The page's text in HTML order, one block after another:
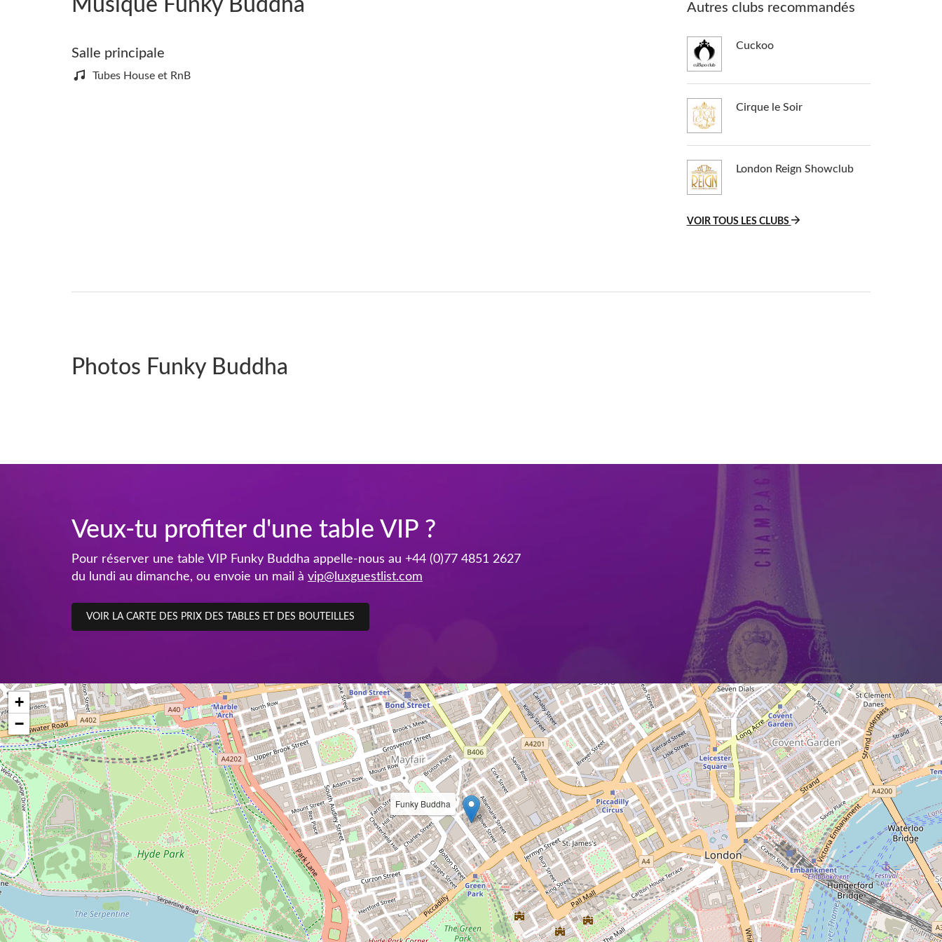
Musique Funky Buddha
Salle principale
Tubes House et RnB
Autres clubs recommandés
Cuckoo
Cirque le Soir
London Reign Showclub
VOIR TOUS LES CLUBS
Photos Funky Buddha
Veux-tu profiter d'une table VIP ?
Pour réserver une table VIP Funky Buddha appelle-nous au +44 (0)77 4851 2627
du lundi au dimanche, ou envoie un mail à vip@luxguestlist.com
VOIR LA CARTE DES PRIX DES TABLES ET DES BOUTEILLES